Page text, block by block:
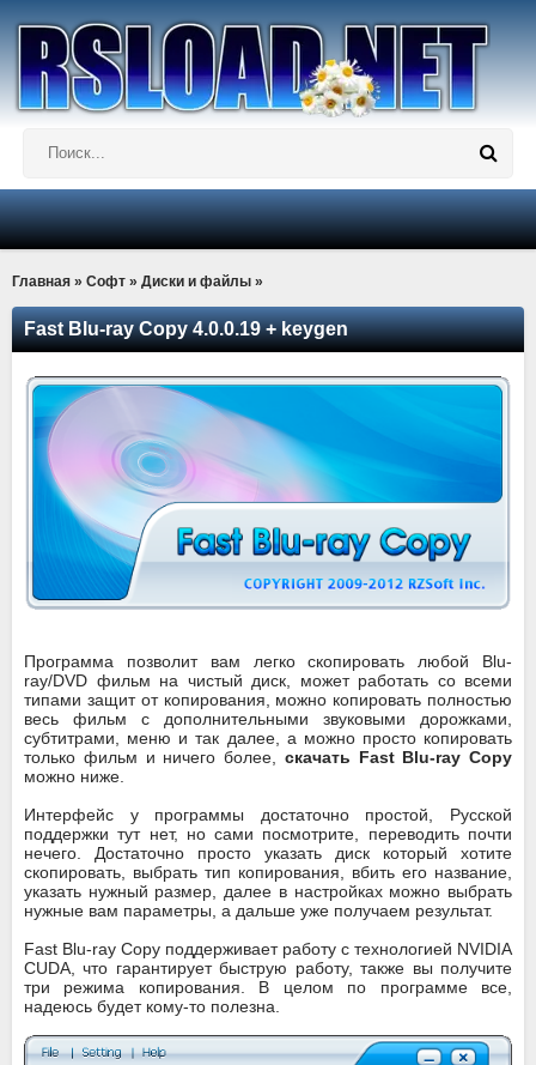
Главная » Софт » Диски и файлы »
Fast Blu-ray Copy 4.0.0.19 + keygen
Программа позволит вам легко скопировать любой Blu-
ray/DVD фильм на чистый диск, может работать со всеми
типами защит от копирования, можно копировать полностью
весь фильм с дополнительными звуковыми дорожками,
субтитрами, меню и так далее, а можно просто копировать
только фильм и ничего более, скачать Fast Blu-ray Copy
можно ниже.
Интерфейс у программы достаточно простой, Русской
поддержки тут нет, но сами посмотрите, переводить почти
нечего. Достаточно просто указать диск который хотите
скопировать, выбрать тип копирования, вбить его название,
указать нужный размер, далее в настройках можно выбрать
нужные вам параметры, а дальше уже получаем результат.
Fast Blu-ray Copy поддерживает работу с технологией NVIDIA
CUDA, что гарантирует быструю работу, также вы получите
три режима копирования. В целом по программе все,
надеюсь будет кому-то полезна.